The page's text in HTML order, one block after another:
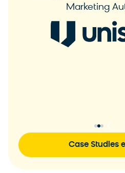
Marketing
Case Studies